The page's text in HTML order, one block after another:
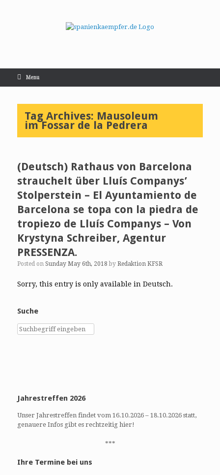
Menu
Tag Archives: Mausoleum
im Fossar de la Pedrera
(Deutsch) Rathaus von Barcelona
strauchelt über Lluís Companys’
Stolperstein – El Ayuntamiento de
Barcelona se topa con la piedra de
tropiezo de Lluís Companys – Von
Krystyna Schreiber, Agentur
PRESSENZA.
Posted on Sunday May 6th, 2018 by Redaktion KFSR
Sorry, this entry is only available in Deutsch.
Suche
Jahrestreffen 2026
Unser Jahrestreffen findet vom 16.10.2026 – 18.10.2026 statt,
genauere Infos gibt es rechtzeitig hier!
***
Ihre Termine bei uns